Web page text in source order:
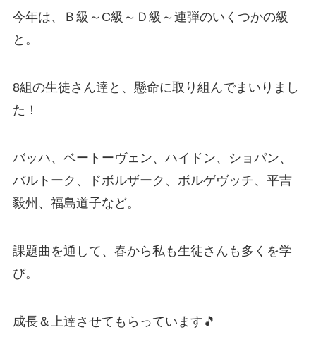
今年は、Ｂ級～C級～Ｄ級～連弾のいくつかの級
と。
8組の生徒さん達と、懸命に取り組んでまいりまし
た！
バッハ、ベートーヴェン、ハイドン、ショパン、
バルトーク、ドボルザーク、ボルゲヴッチ、平吉
毅州、福島道子など。
課題曲を通して、春から私も生徒さんも多くを学
び。
成長＆上達させてもらっています🎵